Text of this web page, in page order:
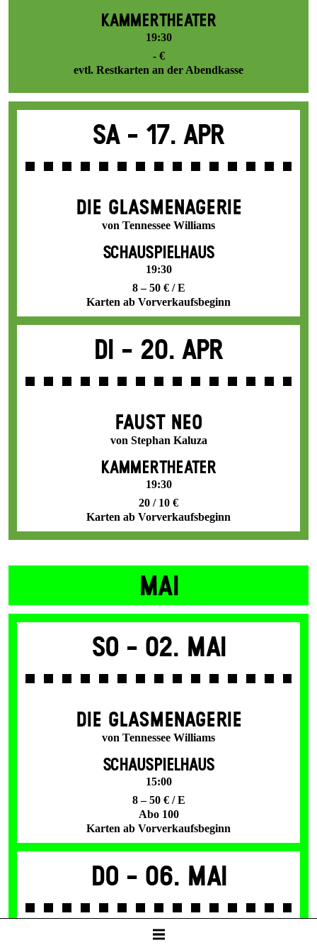
KAMMERTHEATER
19:30
- €
evtl. Restkarten an der Abendkasse
Sa - 17. Apr
DIE GLAS­MENAGERIE
von Tennessee Williams
SCHAUSPIELHAUS
19:30
8 – 50 € / E
Karten ab Vorverkaufsbeginn
Di - 20. Apr
FAUST NEO
von Stephan Kaluza
KAMMERTHEATER
19:30
20 / 10 €
Karten ab Vorverkaufsbeginn
MAI
So - 02. Mai
DIE GLAS­MENAGERIE
von Tennessee Williams
SCHAUSPIELHAUS
15:00
8 – 50 € / E
Abo 100
Karten ab Vorverkaufsbeginn
Do - 06. Mai